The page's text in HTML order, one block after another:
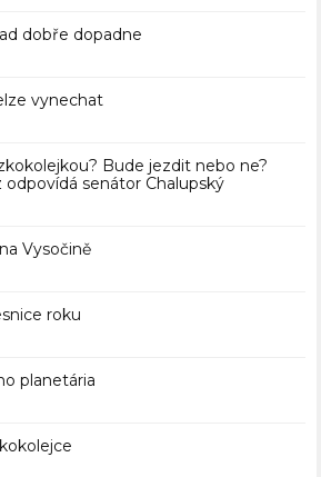
dobře dopadne
vynechat
Bude jezdit nebo ne?
odpovídá senátor Chalupský
Vysočině
roku
planetária